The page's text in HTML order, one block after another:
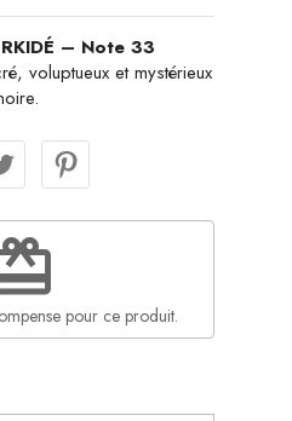
– Note 33
voluptueux et mystérieux
pour ce produit.